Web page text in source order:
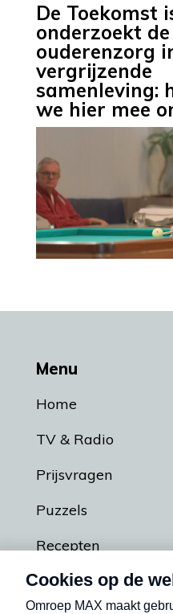
De Toekomst
onderzoekt de
ouderenzorg
vergrijzende
samenleving:
we hier mee
Menu
Home
TV & Radio
Prijsvragen
Puzzels
Recepten
Podcasts